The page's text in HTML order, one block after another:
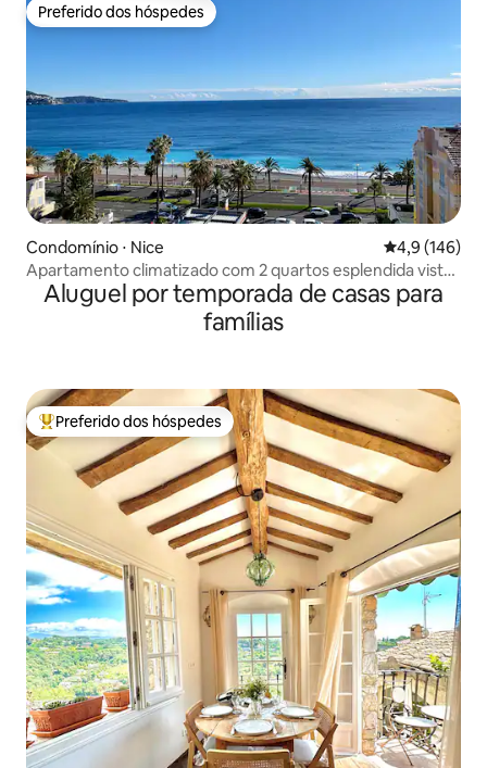
Preferido dos hóspedes
Preferido dos hóspedes
Condomínio ⋅ Nice 4,9 de uma
4,9 (146)
Apartamento climatizado com 2 quartos esplendida vista
para o mar
Aluguel por temporada de casas para
famílias
Entre os melhores preferidos dos hóspedes
Preferido dos hóspedes